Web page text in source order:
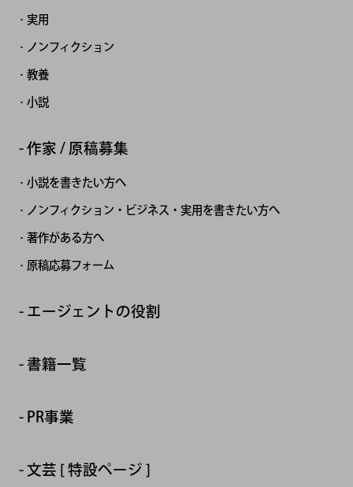
実用
ノンフィクション
教養
小説
作家 / 原稿募集
小説を書きたい方へ
ノンフィクション・ビジネス・実用を書きたい方へ
著作がある方へ
原稿応募フォーム
エージェントの役割
書籍一覧
PR事業
文芸 [ 特設ページ ]